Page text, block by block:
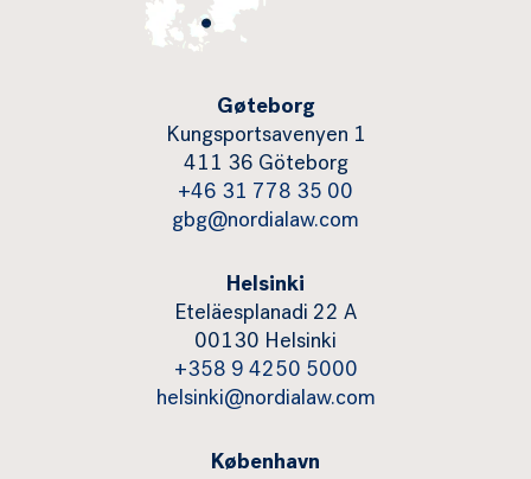
Gøteborg
Kungsportsavenyen 1
411 36 Göteborg
+46 31 778 35 00
gbg@nordialaw.com
Helsinki
Eteläesplanadi 22 A
00130 Helsinki
+358 9 4250 5000
helsinki@nordialaw.com
København